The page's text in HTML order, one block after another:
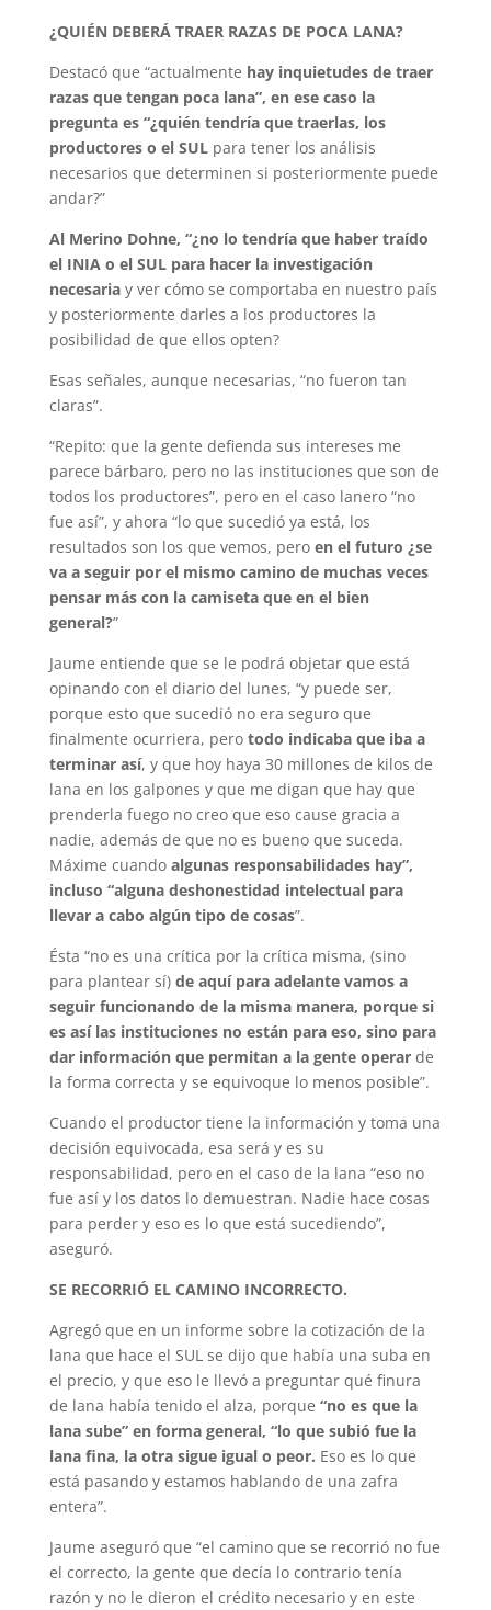
¿QUIÉN DEBERÁ TRAER RAZAS DE POCA LANA?
Destacó que “actualmente hay inquietudes de traer
razas que tengan poca lana”, en ese caso la
pregunta es “¿quién tendría que traerlas, los
productores o el SULpara tener los análisis
necesarios que determinen si posteriormente puede
andar?”
Al Merino Dohne, “¿no lo tendría que haber traído
el INIA o el SUL para hacer la investigación
necesariay ver cómo se comportaba en nuestro país
y posteriormente darles a los productores la
posibilidad de que ellos opten?
Esas señales, aunque necesarias, “no fueron tan
claras”.
“Repito: que la gente defienda sus intereses me
parece bárbaro, pero no las instituciones que son de
todos los productores”, pero en el caso lanero “no
fue así”, y ahora “lo que sucedió ya está, los
resultados son los que vemos, pero en el futuro ¿se
va a seguir por el mismo camino de muchas veces
pensar más con la camiseta que en el bien
general?”
Jaume entiende que se le podrá objetar que está
opinando con el diario del lunes, “y puede ser,
porque esto que sucedió no era seguro que
finalmente ocurriera, pero todo indicaba que iba a
terminar así, y que hoy haya 30 millones de kilos de
lana en los galpones y que me digan que hay que
prenderla fuego no creo que eso cause gracia a
nadie, además de que no es bueno que suceda.
Máxime cuando algunas responsabilidades hay”,
incluso “alguna deshonestidad intelectual para
llevar a cabo algún tipo de cosas”.
Ésta “no es una crítica por la crítica misma, (sino
para plantear sí) de aquí para adelante vamos a
seguir funcionando de la misma manera, porque si
es así las instituciones no están para eso, sino para
dar información que permitan a la gente operarde
la forma correcta y se equivoque lo menos posible”.
Cuando el productor tiene la información y toma una
decisión equivocada, esa será y es su
responsabilidad, pero en el caso de la lana “eso no
fue así y los datos lo demuestran. Nadie hace cosas
para perder y eso es lo que está sucediendo”,
aseguró.
SE RECORRIÓ EL CAMINO INCORRECTO.
Agregó que en un informe sobre la cotización de la
lana que hace el SUL se dijo que había una suba en
el precio, y que eso le llevó a preguntar qué finura
de lana había tenido el alza, porque “no es que la
lana sube” en forma general, “lo que subió fue la
lana fina, la otra sigue igual o peor. Eso es lo que
está pasando y estamos hablando de una zafra
entera”.
Jaume aseguró que “el camino que se recorrió no fue
el correcto, la gente que decía lo contrario tenía
razón y no le dieron el crédito necesario y en este